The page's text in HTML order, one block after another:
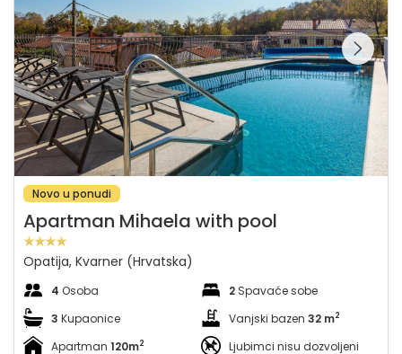
Pregledajte cijelu
galeriju na
Novo u ponudi
Apartman Mihaela with pool
Opatija, Kvarner (Hrvatska)
4 Osoba 2 Spavaće sobe
3 Kupaonice Vanjski bazen 32 m2
Apartman 120m2 Ljubimci nisu dozvoljeni